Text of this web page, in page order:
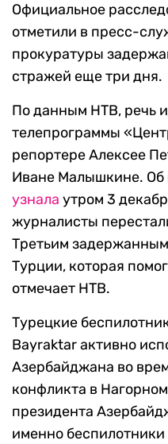
Официальное
отметили в пресс-
прокуратуры
стражей еще три дня.
По данным НТВ, речь
телепрограммы
репортере Алексее
Иване Малышкине. Об
узнала утром 3
журналисты
Третьим
Турции, которая
отмечает НТВ.
Турецкие
Bayraktar активно
Азербайджана во
конфликта в
президента
именно